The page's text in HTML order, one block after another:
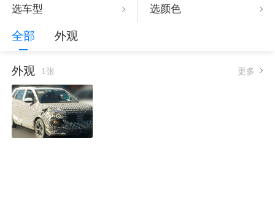
选车型 选颜色
全部 外观
外观 1张 更多